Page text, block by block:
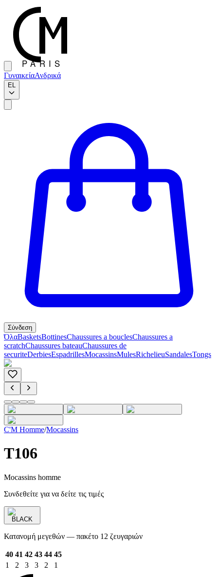
ΓυναικείαΑνδρικά
EL
Σύνδεση
ΌλαBasketsBottinesChaussures a bouclesChaussures a
scratchChaussures bateauChaussures de
securiteDerbiesEspadrillesMocassinsMulesRichelieuSandalesTongs
C'M Homme/Mocassins
T106
Mocassins homme
Συνδεθείτε για να δείτε τις τιμές
BLACK
Κατανομή μεγεθών — πακέτο 12 ζευγαριών
40 41 42 43 44 45
1
2 3 3 2 1